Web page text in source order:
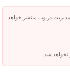
در وب منتشر خواهد
نخواهد شد.